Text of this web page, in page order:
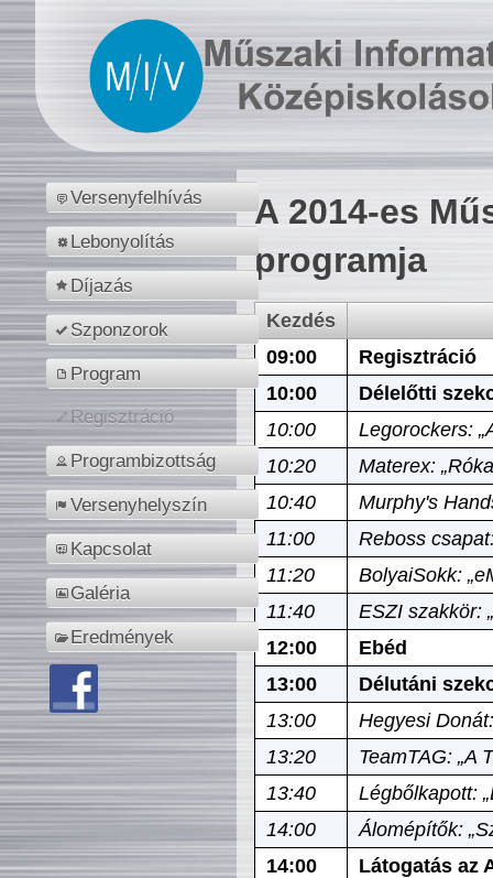
Versenyfelhívás
Lebonyolítás
Díjazás
Szponzorok
Program
Regisztráció
Programbizottság
Versenyhelyszín
Kapcsolat
Galéria
Eredmények
A 2014-es
programja
Kezdés
09:00
Regisztráció
10:00
Délelőtti
10:00
Legorockers:
10:20
Materex:
10:40
Murphy's
11:00
Reboss
11:20
BolyaiSokk:
11:40
ESZI szakkör:
12:00
Ebéd
13:00
Délutáni
13:00
Hegyesi
13:20
TeamTAG: „A
13:40
Légbőlkapott:
14:00
Álomépítők:
14:00
Látogatás az